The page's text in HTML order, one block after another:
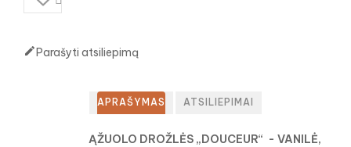
Parašyti atsiliepimą
APRAŠYMAS ATSILIEPIMAI
ĄŽUOLO DROŽLĖS „DOUCEUR“ - VANILĖ,